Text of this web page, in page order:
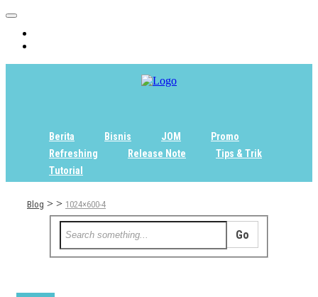
Berita Bisnis JOM
Promo
Refreshing
Release Note
Tips & Trik
Tutorial
Blog > > 1024×600-4